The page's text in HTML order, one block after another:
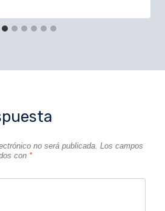
no será publicada. Los campos
con *